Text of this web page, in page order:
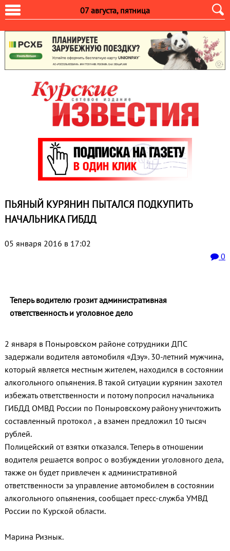
07 августа, пятница
ПЬЯНЫЙ КУРЯНИН ПЫТАЛСЯ ПОДКУПИТЬ
НАЧАЛЬНИКА ГИБДД
05 января 2016 в 17:02
0
Теперь водителю грозит административная
ответственность и уголовное дело
2 января в Поныровском районе сотрудники ДПС
задержали водителя автомобиля «Дэу». 30-летний мужчина,
который является местным жителем, находился в состоянии
алкогольного опьянения. В такой ситуации курянин захотел
избежать ответственности и потому попросил начальника
ГИБДД ОМВД России по Поныровскому району уничтожить
составленный протокол , а взамен предложил 10 тысяч
рублей.
Полицейский от взятки отказался. Теперь в отношении
водителя решается вопрос о возбуждении уголовного дела,
также он будет привлечен к административной
ответственности за управление автомобилем в состоянии
алкогольного опьянения, сообщает пресс-служба УМВД
России по Курской области.
Марина Ризнык.